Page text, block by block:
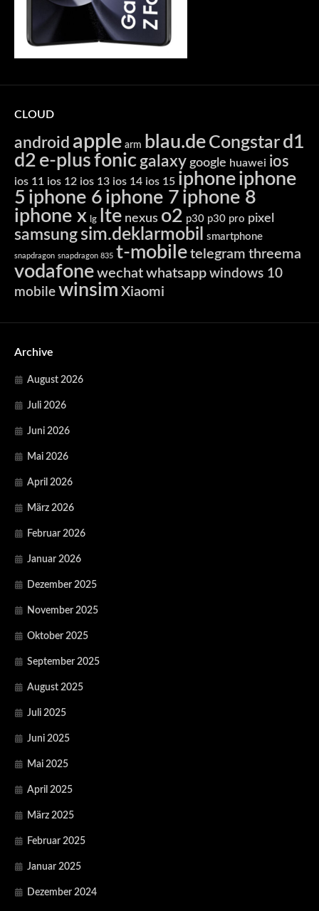
CLOUD
android apple arm blau.de Congstar d1
d2 e-plusfonic galaxy google huawei ios
ios 11 ios 12 ios 13 ios 14 ios 15 iphoneiphone
5 iphone 6 iphone 7 iphone 8
iphone x lg lte nexus o2 p30 p30 pro pixel
samsung sim.deklarmobil smartphone
snapdragon snapdragon 835 t-mobile telegram threema
vodafone wechat whatsapp windows 10
mobile winsim Xiaomi
Archive
August 2026
Juli 2026
Juni 2026
Mai 2026
April 2026
März 2026
Februar 2026
Januar 2026
Dezember 2025
November 2025
Oktober 2025
September 2025
August 2025
Juli 2025
Juni 2025
Mai 2025
April 2025
März 2025
Februar 2025
Januar 2025
Dezember 2024